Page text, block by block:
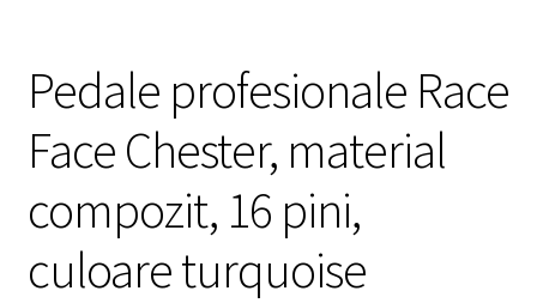
Pedale profesionale Race
Face Chester, material
compozit, 16 pini,
culoare turquoise